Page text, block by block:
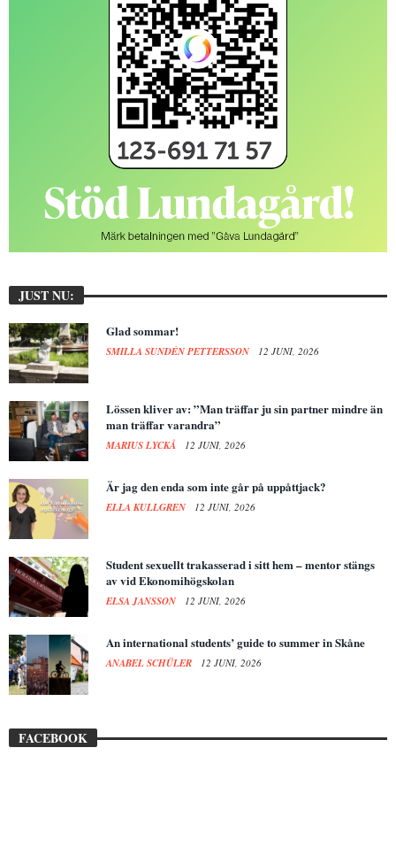
JUST NU:
Glad sommar!
SMILLA SUNDÉN PETTERSSON 12 JUNI, 2026
Lössen kliver av: ”Man träffar ju sin partner mindre än
man träffar varandra”
MARIUS LYCKÅ 12 JUNI, 2026
Är jag den enda som inte går på uppåttjack?
ELLA KULLGREN 12 JUNI, 2026
Student sexuellt trakasserad i sitt hem – mentor stängs
av vid Ekonomihögskolan
ELSA JANSSON 12 JUNI, 2026
An international students’ guide to summer in Skåne
ANABEL SCHÜLER 12 JUNI, 2026
FACEBOOK